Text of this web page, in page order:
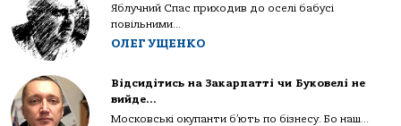
Яблучний Спас приходив до оселі бабусі
повільними...
ОЛЕГ УЩЕНКО
Відсидітись на Закарпатті чи Буковелі не
вийде…
Московські окупанти б’ють по бізнесу. Бо наш...